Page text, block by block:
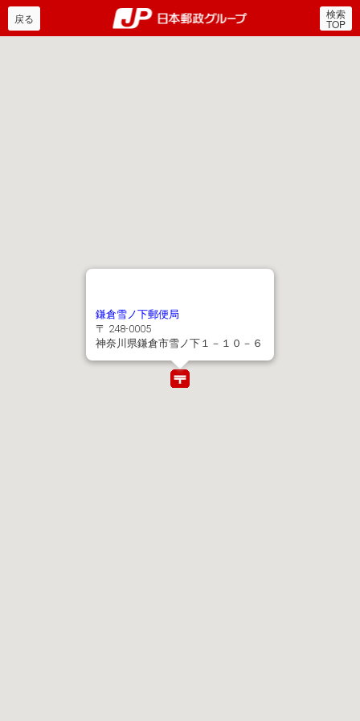
郵便局・日本郵政グルー
戻る 検索
TOP
鎌倉雪ノ下郵便局
〒 248-0005
神奈川県鎌倉市雪ノ下１－１０－６